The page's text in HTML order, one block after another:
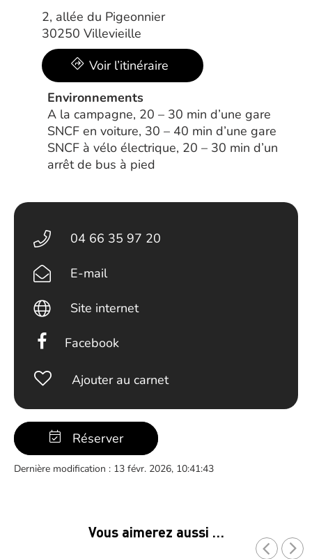
2, allée du Pigeonnier
30250 Villevieille
Voir l’itinéraire
Environnements
A la campagne, 20 – 30 min d’une gare
SNCF en voiture, 30 – 40 min d’une gare
SNCF à vélo électrique, 20 – 30 min d’un
arrêt de bus à pied
04 66 35 97 20
E-mail
Site internet
Facebook
Ajouter au carnet
Réserver
Dernière modification : 13 févr. 2026, 10:41:43
Vous aimerez aussi …